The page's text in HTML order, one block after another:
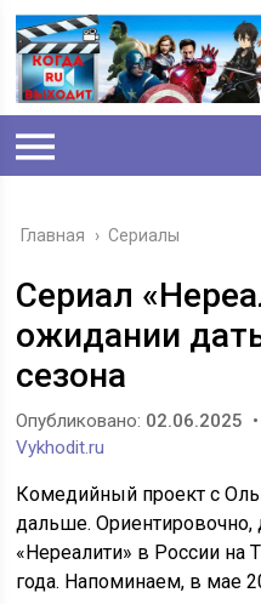
Главная › Сериалы
Сериал
ожидании
сезона
Опубликовано: 02.06.2025
Vykhodit.ru
Комедийный проект с
дальше. Ориентировочно,
«Нереалити» в России на
года. Напоминаем, в мае